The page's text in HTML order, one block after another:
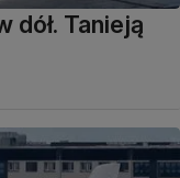
dół. Tanieją